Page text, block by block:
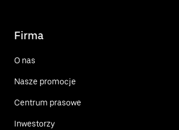
Firma
O nas
Nasze promocje
Centrum prasowe
Inwestorzy